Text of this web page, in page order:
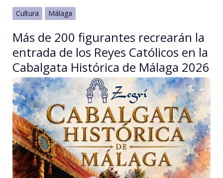
Cultura Málaga
Más de 200 figurantes recrearán la
entrada de los Reyes Católicos en la
Cabalgata Histórica de Málaga 2026